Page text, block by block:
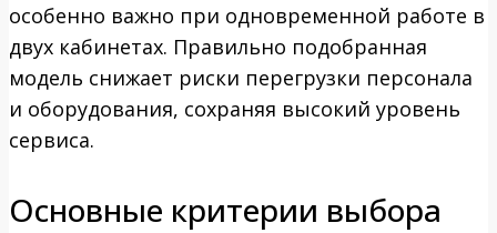
особенно важно при одновременной работе в
двух кабинетах. Правильно подобранная
модель снижает риски перегрузки персонала
и оборудования, сохраняя высокий уровень
сервиса.
Основные критерии выбора